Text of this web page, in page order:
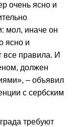
очень ясно и
мол, иначе он
ясно и
все правила. И
должен
– объявил
с сербским
требуют